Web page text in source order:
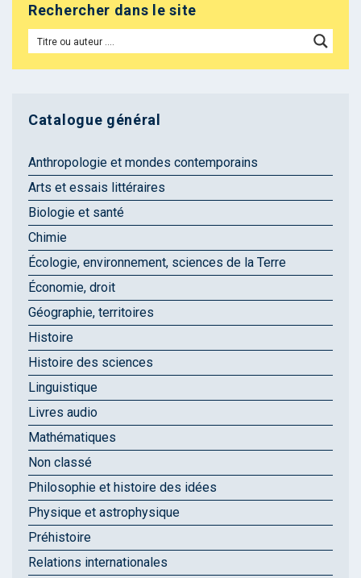
Rechercher dans le site
Catalogue général
Anthropologie et mondes contemporains
Arts et essais littéraires
Biologie et santé
Chimie
Écologie, environnement, sciences de la Terre
Économie, droit
Géographie, territoires
Histoire
Histoire des sciences
Linguistique
Livres audio
Mathématiques
Non classé
Philosophie et histoire des idées
Physique et astrophysique
Préhistoire
Relations internationales